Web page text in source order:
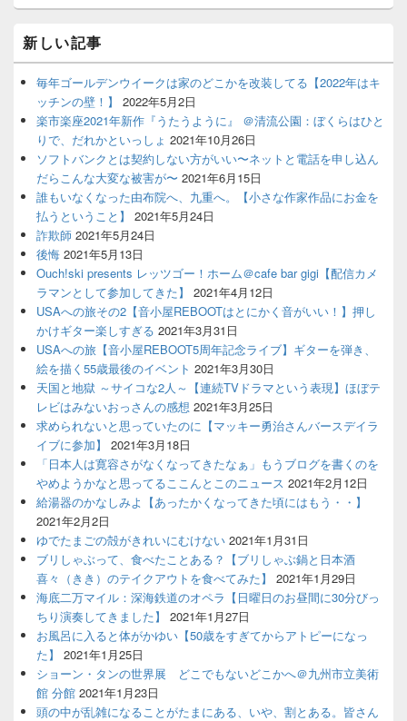
新しい記事
毎年ゴールデンウイークは家のどこかを改装してる【2022年はキ
ッチンの壁！】
2022年5月2日
楽市楽座2021年新作『うたうように』 ＠清流公園：ぼくらはひと
りで、だれかといっしょ 2021年10月26日
ソフトバンクとは契約しない方がいい〜ネットと電話を申し込ん
だらこんな大変な被害が〜 2021年6月15日
誰もいなくなった由布院へ、九重へ。【小さな作家作品にお金を
払うということ】
2021年5月24日
詐欺師 2021年5月24日
後悔 2021年5月13日
Ouch!ski presents レッツゴー！ホーム＠cafe bar gigi【配信カメ
ラマンとして参加してきた】
2021年4月12日
USAへの旅その2【音小屋REBOOTはとにかく音がいい！】押し
かけギター楽しすぎる 2021年3月31日
USAへの旅【音小屋REBOOT5周年記念ライブ】ギターを弾き、
絵を描く55歳最後のイベント 2021年3月30日
天国と地獄 ～サイコな2人～【連続TVドラマという表現】ほぼテ
レビはみないおっさんの感想 2021年3月25日
求められないと思っていたのに【マッキー勇治さんバースデイラ
イブに参加】
2021年3月18日
「日本人は寛容さがなくなってきたなぁ」もうブログを書くのを
やめようかなと思ってるここんとこのニュース 2021年2月12日
給湯器のかなしみよ【あったかくなってきた頃にはもう・・】
2021年2月2日
ゆでたまごの殻がきれいにむけない 2021年1月31日
ブリしゃぶって、食べたことある？【ブリしゃぶ鍋と日本酒
喜々（きき）のテイクアウトを食べてみた】
2021年1月29日
海底二万マイル：深海鉄道のオペラ【日曜日のお昼間に30分びっ
ちり演奏してきました】
2021年1月27日
お風呂に入ると体がかゆい【50歳をすぎてからアトピーになっ
た】
2021年1月25日
ショーン・タンの世界展 どこでもないどこかへ＠九州市立美術
館 分館 2021年1月23日
頭の中が乱雑になることがたまにある、いや、割とある。皆さん